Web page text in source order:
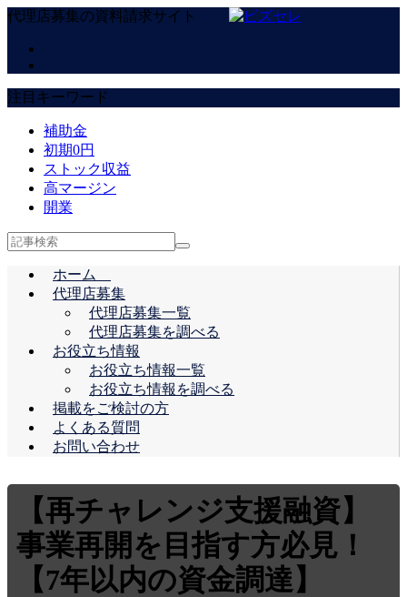
代理店募集の資料請求サイト
注目キーワード
補助金
初期0円
ストック収益
高マージン
開業
ホーム
代理店募集
代理店募集一覧
代理店募集を調べる
お役立ち情報
お役立ち情報一覧
お役立ち情報を調べる
掲載をご検討の方
よくある質問
お問い合わせ
【再チャレンジ支援融資】
事業再開を目指す方必見！
【7年以内の資金調達】